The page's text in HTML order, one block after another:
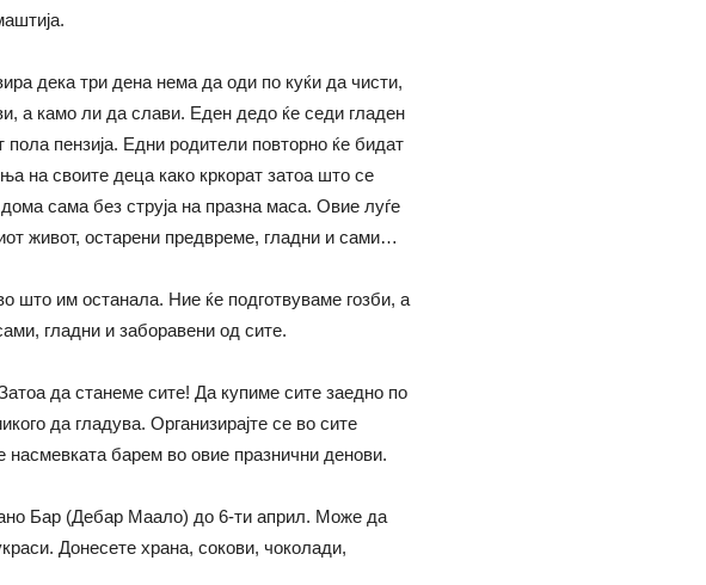
дека три дена нема да оди по куќи да чисти,
а камо ли да слави. Еден дедо ќе седи гладен
пола пензија. Едни родители повторно ќе бидат
на своите деца како кркорат затоа што се
сама без струја на празна маса. Овие луѓе
живот, остарени предвреме, гладни и сами…
што им останала. Ние ќе подготвуваме гозби, а
гладни и заборавени од сите.
да станеме сите! Да купиме сите заедно по
да гладува. Организирајте се во сите
барем во овие празнични денови.
Бар (Дебар Маало) до 6-ти април. Може да
Донесете храна, сокови, чоколади,